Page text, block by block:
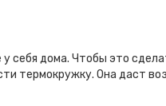
себя дома. Чтобы это
термокружку. Она даст